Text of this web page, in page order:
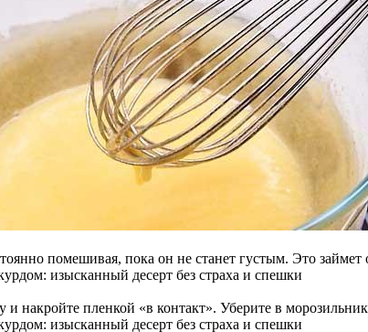
помешивая, пока он не станет густым. Это займет
накройте пленкой «в контакт». Уберите в морозильник